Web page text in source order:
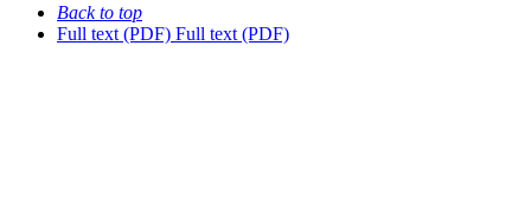
Back to top
Full text (PDF) Full text (PDF)